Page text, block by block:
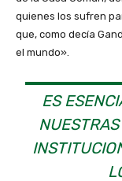
quienes los sufren
que, como decía
el mundo».
ES